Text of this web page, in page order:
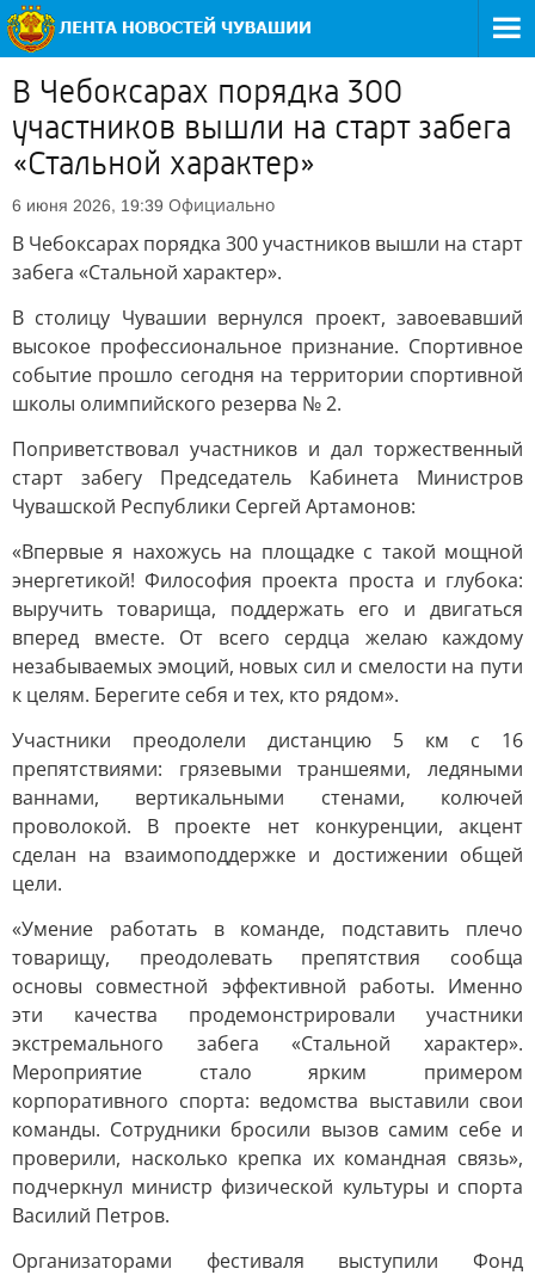
В Чебоксарах порядка 300
участников вышли на старт забега
«Стальной характер»
6 июня 2026, 19:39 Официально
В Чебоксарах порядка 300 участников вышли на старт
забега «Стальной характер».
В столицу Чувашии вернулся проект, завоевавший
высокое профессиональное признание. Спортивное
событие прошло сегодня на территории спортивной
школы олимпийского резерва № 2.
Поприветствовал участников и дал торжественный
старт забегу Председатель Кабинета Министров
Чувашской Республики Сергей Артамонов:
«Впервые я нахожусь на площадке с такой мощной
энергетикой! Философия проекта проста и глубока:
выручить товарища, поддержать его и двигаться
вперед вместе. От всего сердца желаю каждому
незабываемых эмоций, новых сил и смелости на пути
к целям. Берегите себя и тех, кто рядом».
Участники преодолели дистанцию 5 км с 16
препятствиями: грязевыми траншеями, ледяными
ваннами, вертикальными стенами, колючей
проволокой. В проекте нет конкуренции, акцент
сделан на взаимоподдержке и достижении общей
цели.
«Умение работать в команде, подставить плечо
товарищу, преодолевать препятствия сообща
основы совместной эффективной работы. Именно
эти качества продемонстрировали участники
экстремального забега «Стальной характер».
Мероприятие стало ярким примером
корпоративного спорта: ведомства выставили свои
команды. Сотрудники бросили вызов самим себе и
проверили, насколько крепка их командная связь»,
подчеркнул министр физической культуры и спорта
Василий Петров.
Организаторами фестиваля выступили Фонд